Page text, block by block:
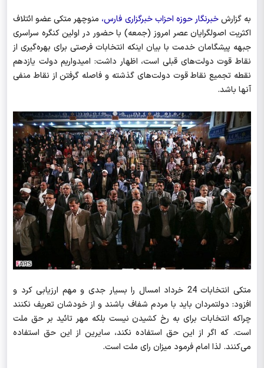
به گزارشخبرنگار حوزه احزاب خبرگزاری فارس، منوچهر متکی عضو ائتلاف
اکثریت اصولگرایان عصر امروز (جمعه) با حضور در اولین کنگره سراسری
جبهه پیشگامان خدمت با بیان اینکه انتخابات فرصتی برای بهره‌گیری از
نقاط قوت دولت‌های قبلی است، اظهار داشت: امیدواریم دولت یازدهم
نقطه تجمیع نقاط قوت دولت‌های گذشته و فاصله گرفتن از نقاط منفی
آنها باشد.
متکی انتخابات 24 خرداد امسال را بسیار جدی و مهم ارزیابی کرد و
افزود: دولتمردان باید با مردم شفاف باشند و از خودشان تعریف نکنند
چراکه انتخابات برای به رخ کشیدن نیست بلکه مهر تائید بر حق ملت
است. که اگر از این حق استفاده نکند، سایرین از این حق استفاده
می‌کنند. لذا امام فرمود میزان رای ملت است.